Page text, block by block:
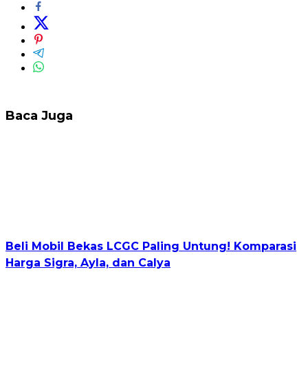
Baca Juga
Beli Mobil Bekas LCGC Paling Untung! Komparasi
Harga Sigra, Ayla, dan Calya